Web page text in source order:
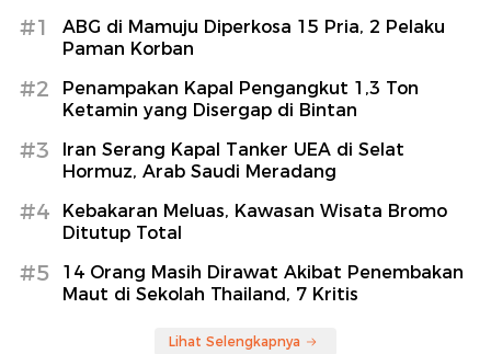
#1
ABG di Mamuju Diperkosa 15 Pria, 2 Pelaku
Paman Korban
#2
Penampakan Kapal Pengangkut 1,3 Ton
Ketamin yang Disergap di Bintan
#3
Iran Serang Kapal Tanker UEA di Selat
Hormuz, Arab Saudi Meradang
#4
Kebakaran Meluas, Kawasan Wisata Bromo
Ditutup Total
#5
14 Orang Masih Dirawat Akibat Penembakan
Maut di Sekolah Thailand, 7 Kritis
Lihat Selengkapnya